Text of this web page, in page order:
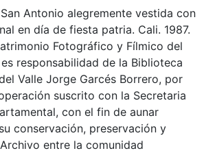
Antonio alegremente vestida con
en día de fiesta patria. Cali. 1987.
Fotográfico y Fílmico del
responsabilidad de la Biblioteca
Valle Jorge Garcés Borrero, por
suscrito con la Secretaria
con el fin de aunar
conservación, preservación y
entre la comunidad